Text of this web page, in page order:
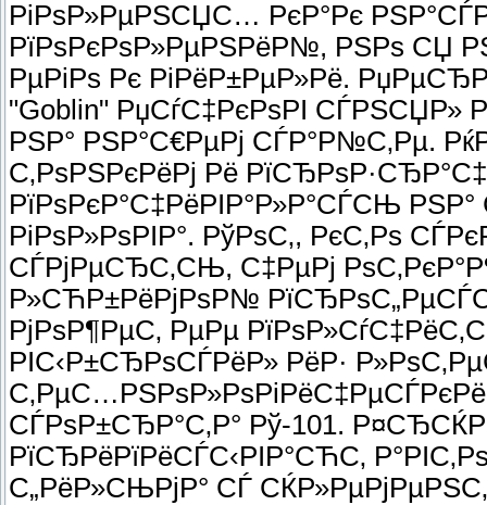
РіРѕР»РµРЅСЏС… РєР°Рє
РїРѕРєРѕР»РµРЅРёР№, РЅРѕ СЏ
РµРіРѕ Рє РіРёР±РµР»Рё.
"Goblin" РџСѓС‡РєРѕРІ СЃРЅСЏР»
РЅР° РЅР°С€РµРј СЃР°Р№С‚Рµ.
С‚РѕРЅРєРёРј Рё
РїРѕРєР°С‡РёРІР°Р»Р°СЃСЊ
РіРѕР»РѕРІР°. РўРѕС‚, РєС‚Рѕ
СЃРјРµСЂС‚СЊ, С‡РµРј
Р»СЋР±РёРјРѕР№
РјРѕР¶РµС‚ РµРµ
РІС‹Р±СЂРѕСЃРёР» РёР·
С‚РµС…РЅРѕР»РѕРіРёС‡РµСЃРєРё
СЃРѕР±СЂР°С‚Р° Рў-101.
РїСЂРёРїРёСЃС‹РІР°СЋС‚
С„РёР»СЊРјР° СЃ